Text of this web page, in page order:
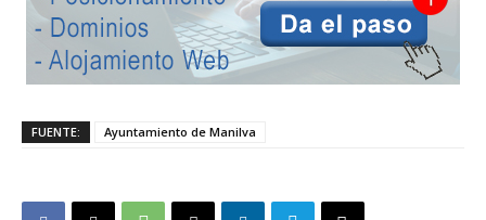
FUENTE: Ayuntamiento de Manilva